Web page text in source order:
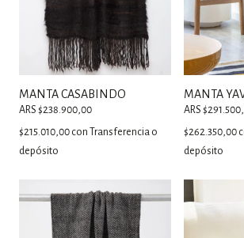
MANTA CASABINDO
ARS $238.900,00
$215.010,00 con
Transferencia o
depósito
MANTA
ARS
$262.350,00
depósito